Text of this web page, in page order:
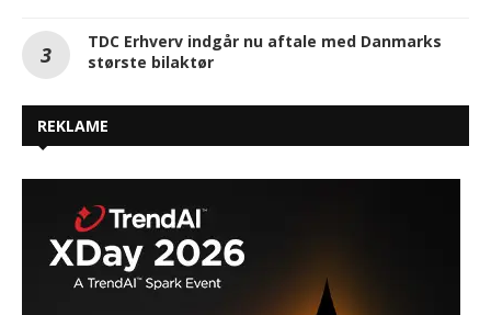
TDC Erhverv indgår nu aftale med Danmarks
største bilaktør
REKLAME